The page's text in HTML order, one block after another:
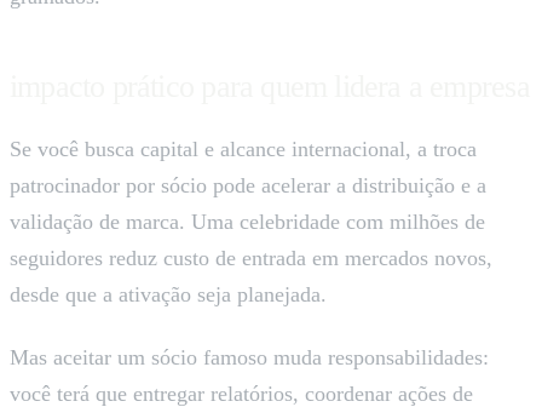
Se você busca capital e alcance internacional, a troca
patrocinador por sócio pode acelerar a distribuição e a
validação de marca. Uma celebridade com milhões de
seguidores reduz custo de entrada em mercados novos,
desde que a ativação seja planejada.
Mas aceitar um sócio famoso muda responsabilidades:
você terá que entregar relatórios, coordenar ações de